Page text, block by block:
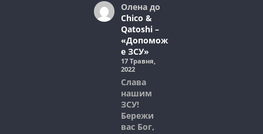
Оленадо
Chico &
Qatoshi –
«Допомож
е ЗСУ»
17 Травня,
2022
Слава
нашим
ЗСУ!
Бережи
вас Бог,